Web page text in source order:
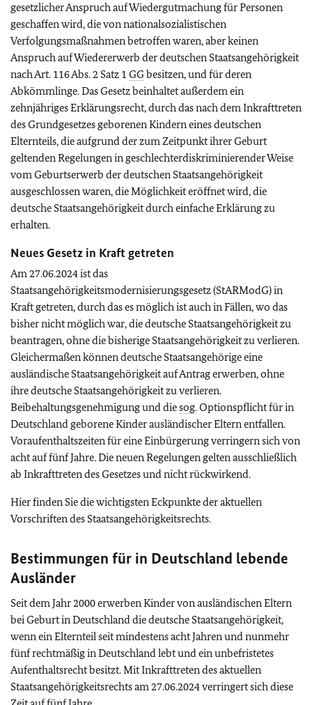
gesetzlicher Anspruch auf Wiedergutmachung für Personen
geschaffen wird, die von nationalsozialistischen
Verfolgungsmaßnahmen betroffen waren, aber keinen
Anspruch auf Wiedererwerb der deutschen Staatsangehörigkeit
nach Art. 116 Abs. 2 Satz 1 GGbesitzen, und für deren
Abkömmlinge. Das Gesetz beinhaltet außerdem ein
zehnjähriges Erklärungsrecht, durch das nach dem Inkrafttreten
des Grundgesetzes geborenen Kindern eines deutschen
Elternteils, die aufgrund der zum Zeitpunkt ihrer Geburt
geltenden Regelungen in geschlechterdiskriminierender Weise
vom Geburtserwerb der deutschen Staatsangehörigkeit
ausgeschlossen waren, die Möglichkeit eröffnet wird, die
deutsche Staatsangehörigkeit durch einfache Erklärung zu
erhalten.
Neues Gesetz in Kraft getreten
Am 27.06.2024 ist das
Staatsangehörigkeitsmodernisierungsgesetz (StARModG) in
Kraft getreten, durch das es möglich ist auch in Fällen, wo das
bisher nicht möglich war, die deutsche Staatsangehörigkeit zu
beantragen, ohne die bisherige Staatsangehörigkeit zu verlieren.
Gleichermaßen können deutsche Staatsangehörige eine
ausländische Staatsangehörigkeit auf Antrag erwerben, ohne
ihre deutsche Staatsangehörigkeit zu verlieren.
Beibehaltungsgenehmigung und diesog.Optionspflicht für in
Deutschland geborene Kinder ausländischer Eltern entfallen.
Voraufenthaltszeiten für eine Einbürgerung verringern sich von
acht auf fünf Jahre. Die neuen Regelungen gelten ausschließlich
ab Inkrafttreten des Gesetzes und nicht rückwirkend.
Hier finden Sie die wichtigsten Eckpunkte der aktuellen
Vorschriften des Staatsangehörigkeitsrechts.
Bestimmungen für in Deutschland lebende
Ausländer
Seit dem Jahr 2000 erwerben Kinder von ausländischen Eltern
bei Geburt in Deutschland die deutsche Staatsangehörigkeit,
wenn ein Elternteil seit mindestens acht Jahren und nunmehr
fünf rechtmäßig in Deutschland lebt und ein unbefristetes
Aufenthaltsrecht besitzt.Mit Inkrafttreten des aktuellen
Staatsangehörigkeitsrechts am 27.06.2024 verringert sich diese